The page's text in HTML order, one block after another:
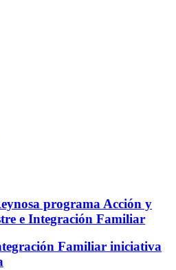
programa Acción y
e Integración Familiar
Familiar iniciativa